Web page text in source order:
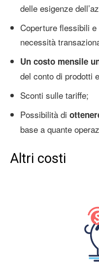
delle esigenze
Coperture flessibili
necessità
Un costo mensile
del conto di prodotti
Sconti sulle tariffe;
Possibilità di
base a quante
Altri costi